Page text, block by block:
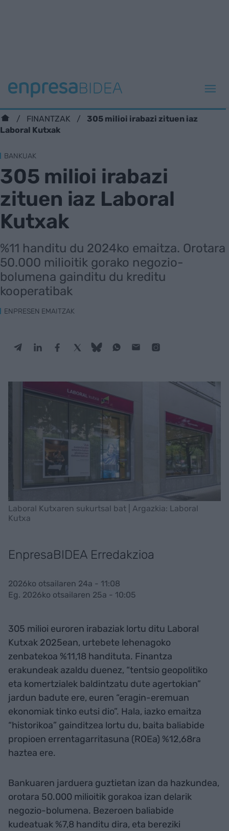
FINANTZAK
305 milioi irabazi zituen iaz
Laboral Kutxak
BANKUAK
305 milioi irabazi
zituen iaz Laboral
Kutxak
%11 handitu du 2024ko emaitza. Orotara
50.000 milioitik gorako negozio-
bolumena gainditu du kreditu
kooperatibak
ENPRESEN EMAITZAK
Laboral Kutxaren sukurtsal bat | Argazkia: Laboral
Kutxa
EnpresaBIDEA Erredakzioa
2026ko otsailaren 24a - 11:08
Eg. 2026ko otsailaren 25a - 10:05
305 milioi euroren irabaziak lortu ditu Laboral
Kutxak 2025ean, urtebete lehenagoko
zenbatekoa %11,18 handituta. Finantza
erakundeak azaldu duenez, “tentsio geopolitiko
eta komertzialek baldintzatu dute agertokian”
jardun badute ere, euren “eragin-eremuan
ekonomiak tinko eutsi dio”. Hala, iazko emaitza
“historikoa” gainditzea lortu du, baita baliabide
propioen errentagarritasuna (ROEa) %12,68ra
haztea ere.
Bankuaren jarduera guztietan izan da hazkundea,
orotara 50.000 milioitik gorakoa izan delarik
negozio-bolumena. Bezeroen baliabide
kudeatuak %7,8 handitu dira, eta bereziki